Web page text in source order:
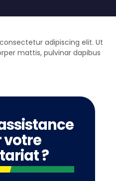
adipiscing elit. Ut
mattis, pulvinar dapibus
votre
?